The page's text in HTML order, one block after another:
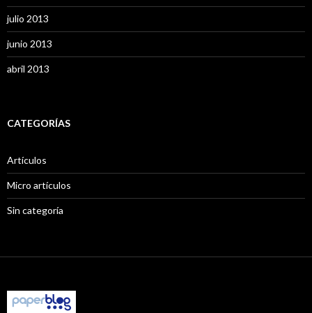
julio 2013
junio 2013
abril 2013
CATEGORÍAS
Artículos
Micro artículos
Sin categoría